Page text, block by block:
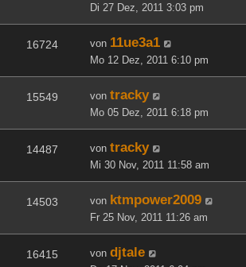
Di 27 Dez, 2011 3:03 pm
16724 von 11ue3a1
Mo 12 Dez, 2011 6:10 pm
15549 von tracky
Mo 05 Dez, 2011 6:18 pm
14487 von tracky
Mi 30 Nov, 2011 11:58 am
14503 von ktmpower2009
Fr 25 Nov, 2011 11:26 am
16415 von djtale